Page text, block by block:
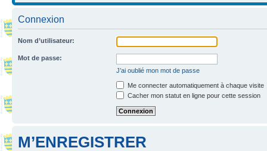
Connexion
Nom d’utilisateur:
Mot de passe:
J’ai oublié mon mot de passe
Me connecter automatiquement à chaque visite
Cacher mon statut en ligne pour cette session
M’ENREGISTRER